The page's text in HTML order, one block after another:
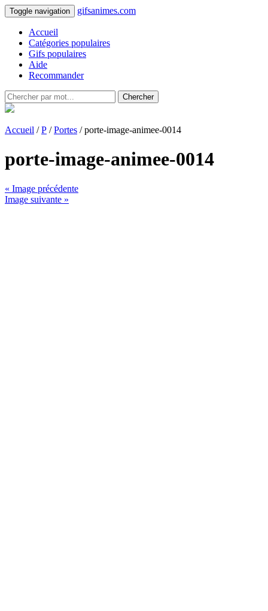
Toggle navigation gifsanimes.com
Accueil
Catégories populaires
Gifs populaires
Aide
Recommander
Chercher
Accueil /P /Portes / porte-image-animee-0014
porte-image-animee-0014
« Image précédente
Image suivante »